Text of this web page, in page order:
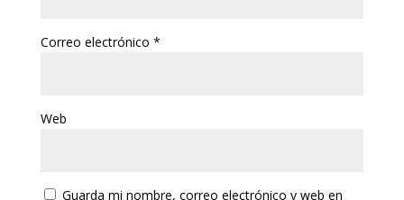
Correo electrónico *
Web
Guarda mi nombre, correo electrónico y web en